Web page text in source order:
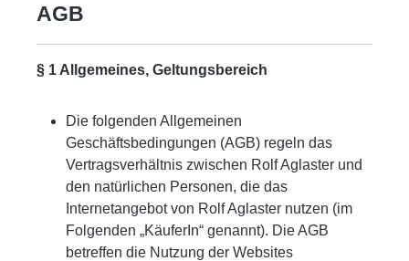
AGB
§ 1 Allgemeines, Geltungsbereich
Die folgenden Allgemeinen
Geschäftsbedingungen (AGB) regeln das
Vertragsverhältnis zwischen Rolf Aglaster und
den natürlichen Personen, die das
Internetangebot von Rolf Aglaster nutzen (im
Folgenden „KäuferIn“ genannt). Die AGB
betreffen die Nutzung der Websites